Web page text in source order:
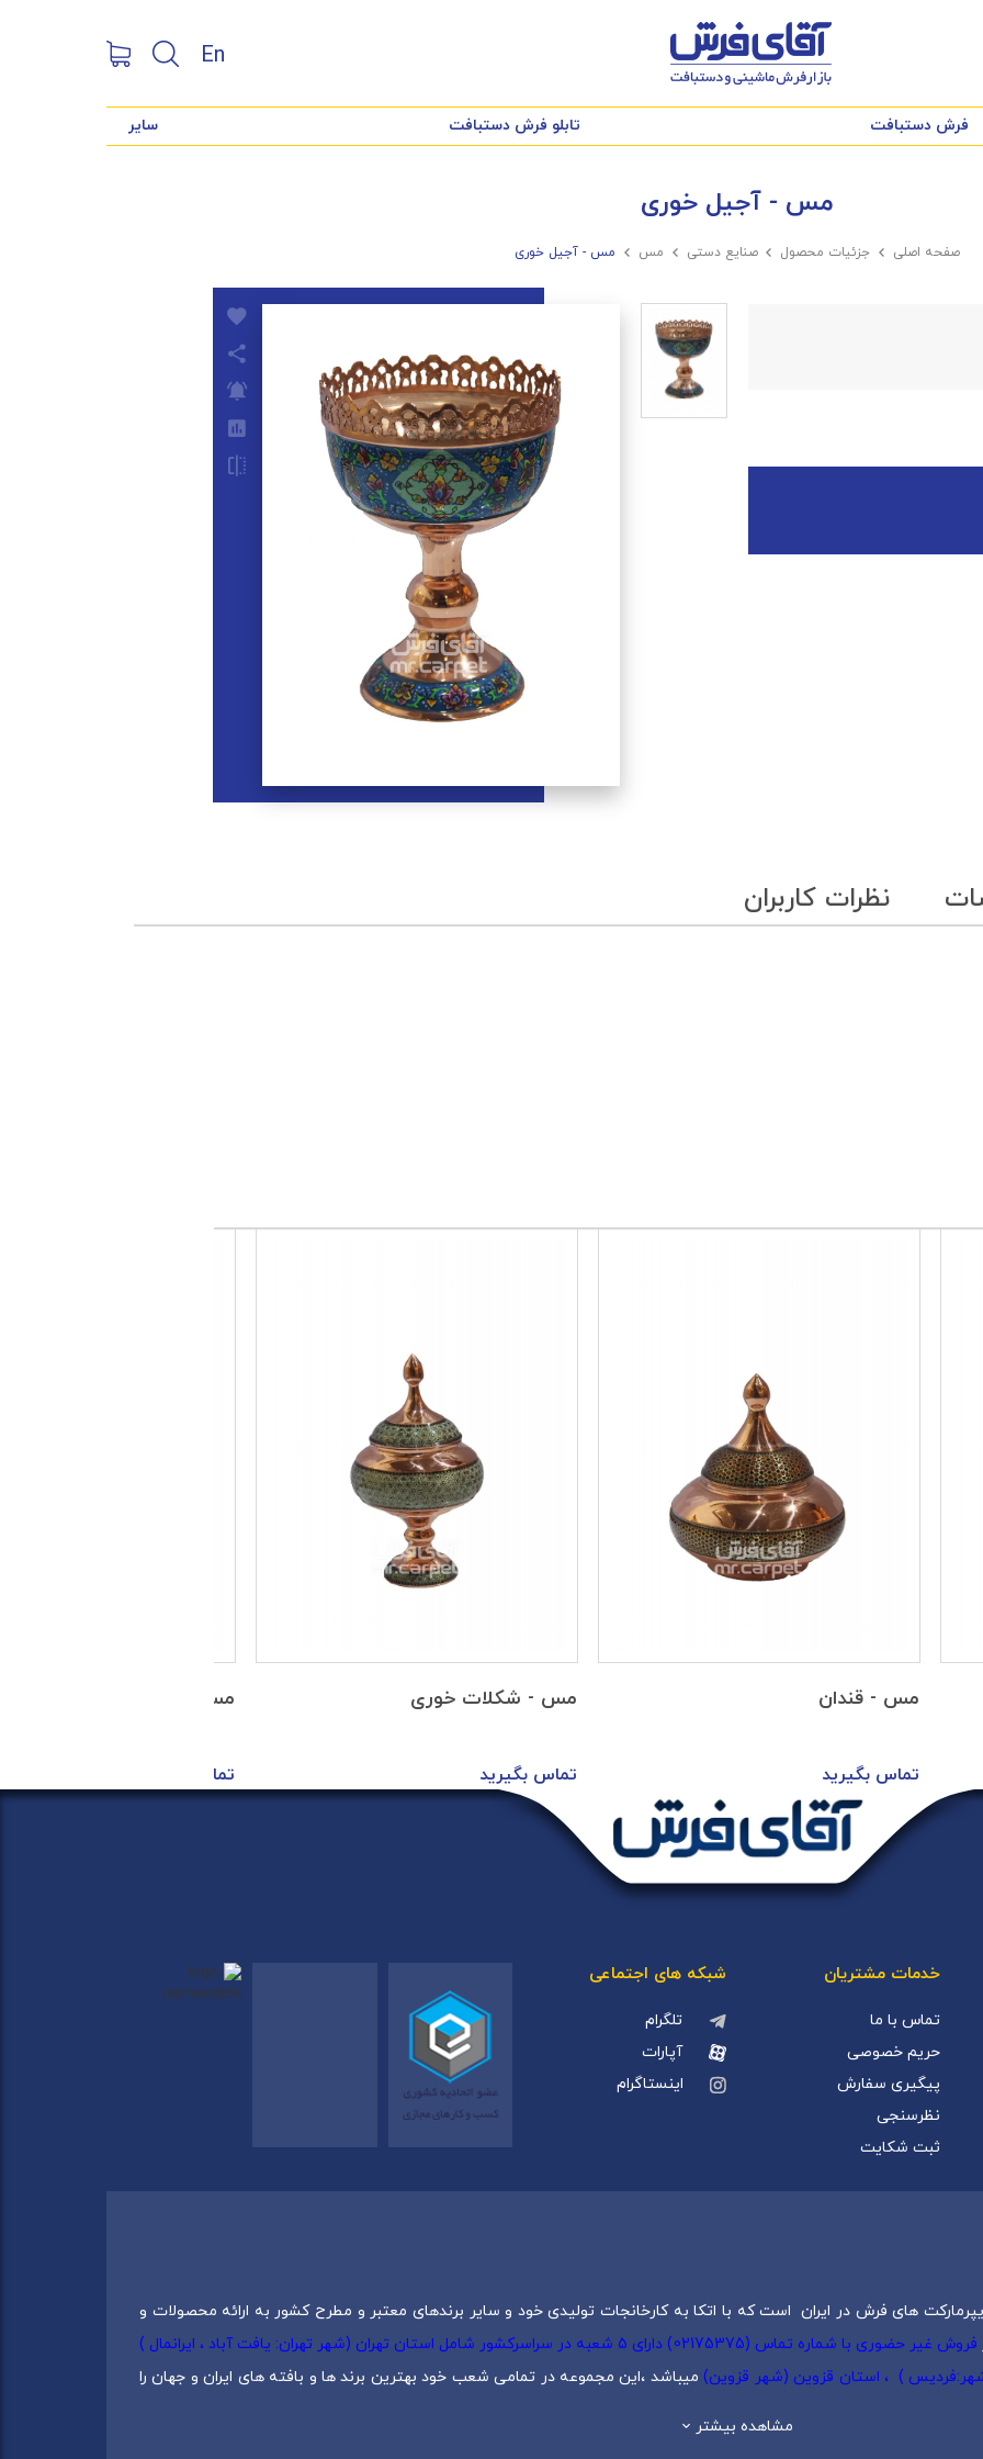
En
فرش دستبافت تابلو فرش دستبافت سایر
مس - آجیل خوری
صفحه اصلی  جزئیات محصول  صنایع دستی  مس  مس - آجیل خوری
نظرات کاربران
مس - قندان
تماس بگیرید
مس - شکلات خوری
تماس بگیرید
مس - آجیل خوری
تماس بگیرید
خدمات مشتریان
تماس با ما
حریم خصوصی
پیگیری سفارش
نظرسنجی
ثبت شکایت
شبکه های اجتماعی
تلگرام
آپارات
اینستاگرام
های فرش در ایران است که با اتکا به کارخانجات تولیدی خود و سایر برندهای معتبر و مطرح کشور به ارائه محصولات و
فروش غیر حضوری با شماره تماس (02175375) دارای 5 شعبه در سراسرکشور شامل استان تهران (شهر تهران: یافت آباد ، ایرانمال )
) ، استان قزوین (شهر قزوین) میباشد ،این مجموعه در تمامی شعب خود بهترین برند ها و بافته های ایران و جهان را
مشاهده بیشتر